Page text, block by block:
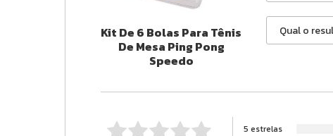
Kit De 6 Bolas Para Tênis
De Mesa Ping Pong
Speedo
5 estrelas